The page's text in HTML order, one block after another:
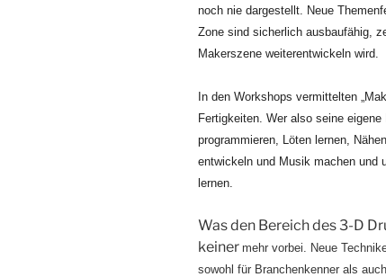
noch nie dargestellt. Neue
Zone sind sicherlich ausbaufähig,
Makerszene weiterentwickeln wird.
In den Workshops vermittel ten
Fertigkeiten. Wer also seine
programmieren, Löten lernen,
entwickeln und Musik machen und
lernen.
Was den Bereich des 3-D
keiner mehr vorbei. Neue
sowohl für Branchenkenner als